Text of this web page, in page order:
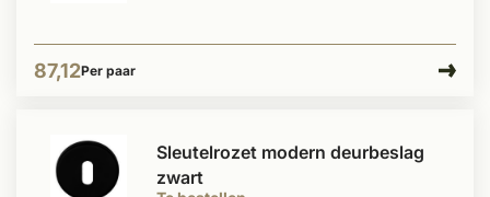
87,12Per paar
Sleutelrozet modern deurbeslag
zwart